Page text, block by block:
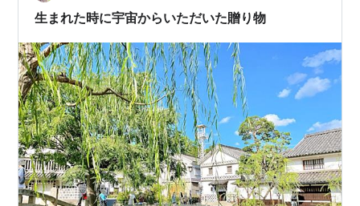
生まれた時に宇宙からいただいた贈り物